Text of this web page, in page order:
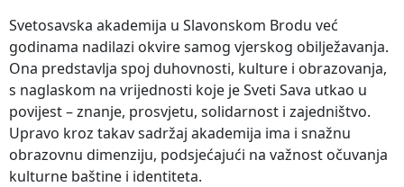
Svetosavska akademija u Slavonskom Brodu već
godinama nadilazi okvire samog vjerskog obilježavanja.
Ona predstavlja spoj duhovnosti, kulture i obrazovanja,
s naglaskom na vrijednosti koje je Sveti Sava utkao u
povijest – znanje, prosvjetu, solidarnost i zajedništvo.
Upravo kroz takav sadržaj akademija ima i snažnu
obrazovnu dimenziju, podsjećajući na važnost očuvanja
kulturne baštine i identiteta.